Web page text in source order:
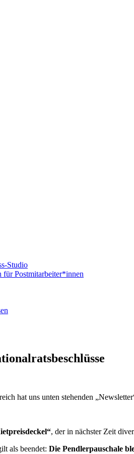
Studio
Postmitarbeiter*innen
hat uns unten stehenden
, der in nächster Zeit
als beendet: Die Pendlerpauschale